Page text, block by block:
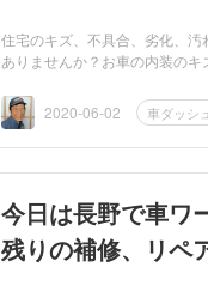
住宅のキズ、不具合、劣化、
ありませんか？お車の内装の
2020-06-02
車ダッシ
今日は長野で車ワ
残りの補修、リペ